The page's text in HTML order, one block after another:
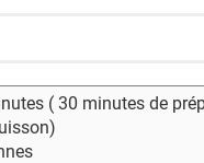
( 30 minutes de